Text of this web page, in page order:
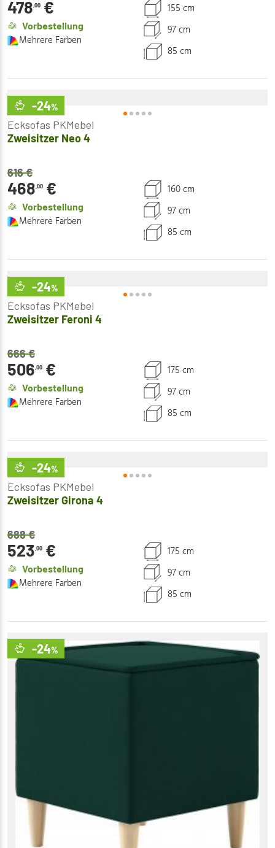
478,00 €
Vorbestellung
Mehrere Farben
155 cm
97 cm
85 cm
-24%
Ecksofas PKMebel
Zweisitzer Neo 4
616€
468,00 €
Vorbestellung
Mehrere Farben
160 cm
97 cm
85 cm
-24%
Ecksofas PKMebel
Zweisitzer Feroni 4
666€
506,00 €
Vorbestellung
Mehrere Farben
175 cm
97 cm
85 cm
-24%
Ecksofas PKMebel
Zweisitzer Girona 4
688€
523,00 €
Vorbestellung
Mehrere Farben
175 cm
97 cm
85 cm
-24%